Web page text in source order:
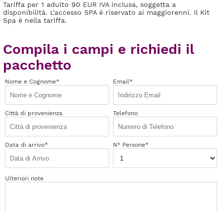
Tariffa per 1 adulto 90 EUR IVA inclusa, soggetta a
disponibilità. L'accesso SPA è riservato ai maggiorenni. Il Kit
Spa è nella tariffa.
Compila i campi e richiedi il
pacchetto
Nome e Cognome* Email*
Città di provenienza Telefono
Data di arrivo* N° Persone*
Ulteriori note